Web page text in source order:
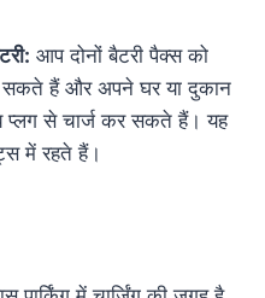
आप दोनों बैटरी पैक्स को
हैं और अपने घर या दुकान
प्लग से चार्ज कर सकते हैं। यह
में रहते हैं।